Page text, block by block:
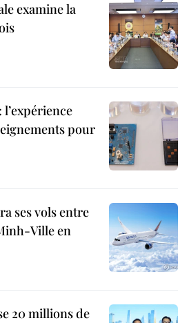
examine la
pour
ses vols entre
Ville en
20 millions de